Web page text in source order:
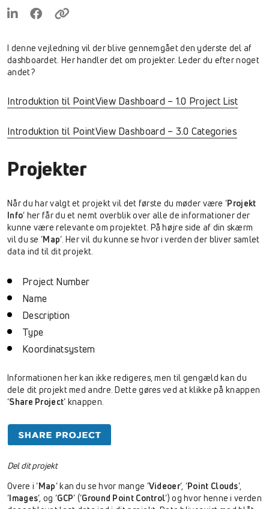
I denne vejledning vil der blive gennemgået den yderste del af
dashboardet. Her handler det om projekter. Leder du efter noget
andet?
Introduktion til PointView Dashboard – 1.0 Project List
Introduktion til PointView Dashboard – 3.0 Categories
Projekter
Når du har valgt et projekt vil det første du møder være ‘Projekt
Info‘ her får du et nemt overblik over alle de informationer der
kunne være relevante om projektet. På højre side af din skærm
vil du se ‘Map‘. Her vil du kunne se hvor i verden der bliver samlet
data ind til dit projekt.
Project Number
Name
Description
Type
Koordinatsystem
Informationen her kan ikke redigeres, men til gengæld kan du
dele dit projekt med andre. Dette gøres ved at klikke på knappen
‘Share Project‘ knappen.
Del dit projekt
Overe i ‘Map‘ kan du se hvor mange ‘Videoer‘, ‘Point Clouds‘,
‘Images‘, og ‘GCP‘ (‘Ground Point Control‘) og hvor henne i verden